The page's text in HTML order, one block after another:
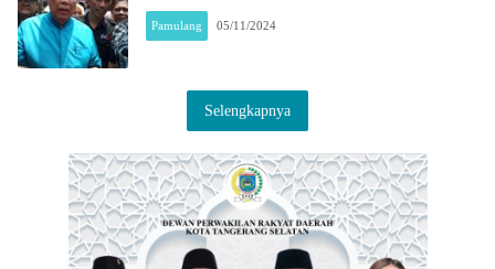
Pamulang 05/11/2024
Selengkapnya